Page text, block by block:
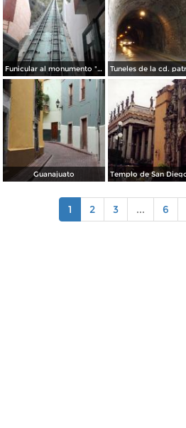
Funicular al monumento "El Pipila". Guanajuato. Noviembre/2012
Guanajuato
1 2 3 ... 6